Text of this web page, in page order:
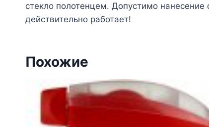
стекло полотенцем. Допустимо
действительно работает!
Похожие